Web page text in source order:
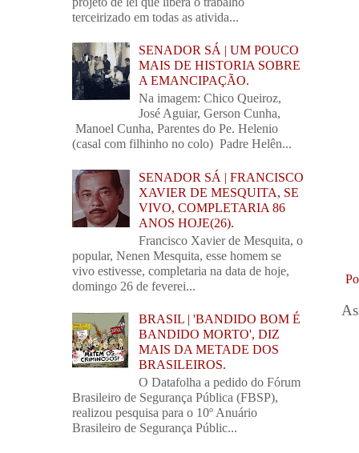
terceirizado em todas as ativida...
SENADOR SÁ | UM POUCO
MAIS DE HISTORIA SOBRE
A EMANCIPAÇÃO.
Na imagem: Chico Queiroz,
José Aguiar, Gerson Cunha,
Manoel Cunha, Parentes do Pe. Helenio
(casal com filhinho no colo) Padre Helên...
SENADOR SÁ | FRANCISCO
XAVIER DE MESQUITA, SE
VIVO, COMPLETARIA 86
ANOS HOJE(26).
Francisco Xavier de Mesquita, o
popular, Nenen Mesquita, esse homem se
vivo estivesse, completaria na data de hoje,
domingo 26 de feverei...
BRASIL | 'BANDIDO BOM É
BANDIDO MORTO', DIZ
MAIS DA METADE DOS
BRASILEIROS.
O Datafolha a pedido do Fórum
Brasileiro de Segurança Pública (FBSP),
realizou pesquisa para o 10º Anuário
Brasileiro de Segurança Públic...